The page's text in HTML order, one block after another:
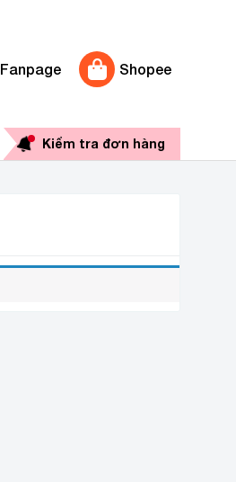
Fanpage Shopee
Kiểm tra đơn hàng